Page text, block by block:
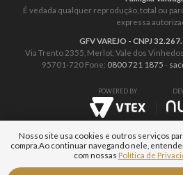
É vedada qualquer reprodução, total ou
expressa
GFV VAREJO - CNPJ
Via Trento 2355, Merlot, Vale dos
95701-720 Fone: 0800 721 1875 -
POWERED BY
Nosso site usa cookies e outros serviços
compra. Ao continuar navegando nele,
com nossas Política de